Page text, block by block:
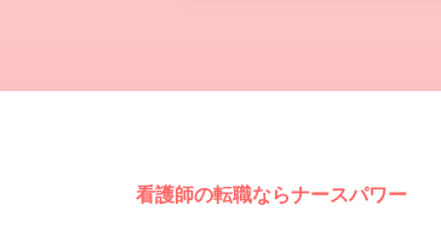
看護師の転職ならナースパワー